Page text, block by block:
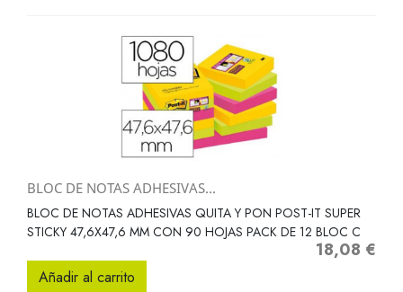
BLOC DE NOTAS ADHESIVAS...
BLOC DE NOTAS ADHESIVAS QUITA Y PON POST-IT SUPER
STICKY 47,6X47,6 MM CON 90 HOJAS PACK DE 12 BLOC C
Precio
18,08 €
Añadir al carrito